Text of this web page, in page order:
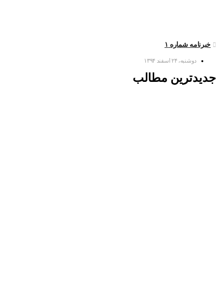
خبرنامه شماره ۱
دوشنبه، ۲۴ اسفند ۱۳۹۴
جدیدترین مطالب